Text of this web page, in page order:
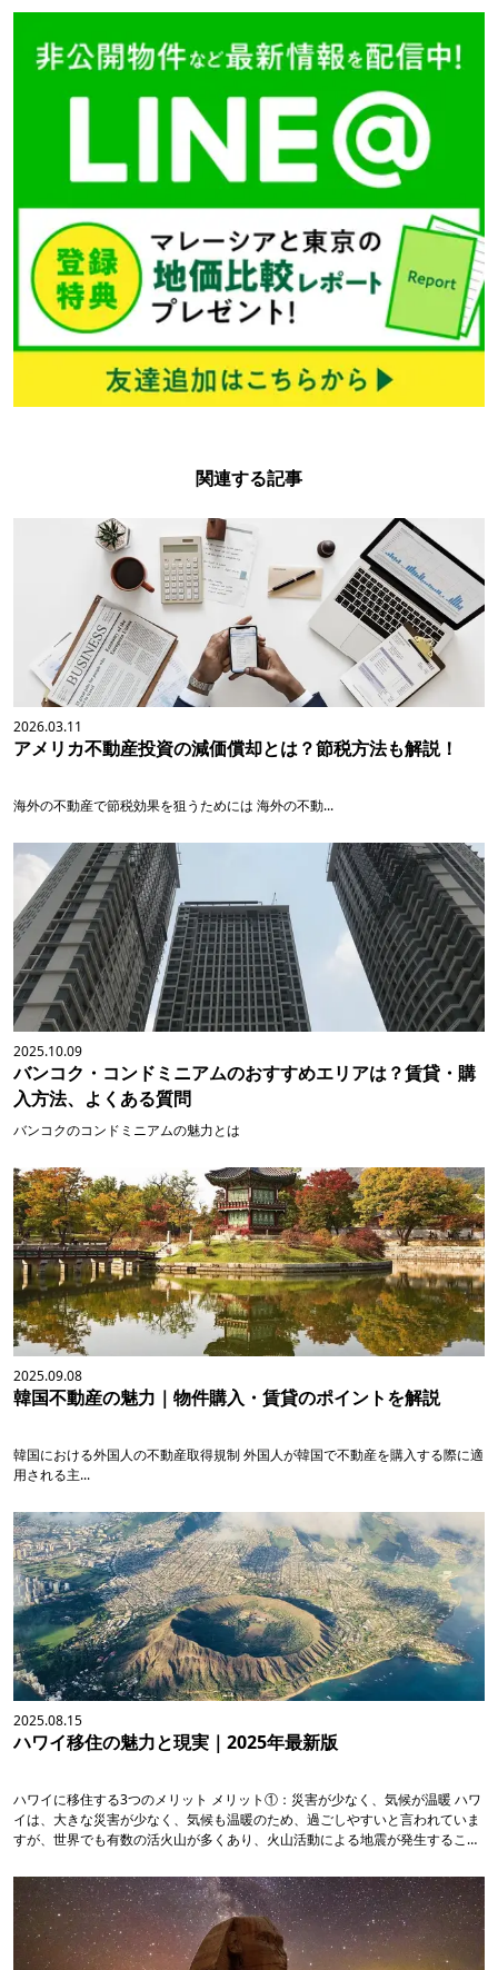
関連する記事
2026.03.11
アメリカ不動産投資の減価償却とは？節税方法も解説！
海外の不動産で節税効果を狙うためには 海外の不動...
2025.10.09
バンコク・コンドミニアムのおすすめエリアは？賃貸・購
入方法、よくある質問
バンコクのコンドミニアムの魅力とは
2025.09.08
韓国不動産の魅力｜物件購入・賃貸のポイントを解説
韓国における外国人の不動産取得規制 外国人が韓国で不動産を購入する際に適
用される主...
2025.08.15
ハワイ移住の魅力と現実｜2025年最新版
ハワイに移住する3つのメリット メリット①：災害が少なく、気候が温暖 ハワ
イは、大きな災害が少なく、気候も温暖のため、過ごしやすいと言われていま
すが、世界でも有数の活火山が多くあり、火山活動による地震が発生すること
噴火したことにより、火山活動が活発になり、...